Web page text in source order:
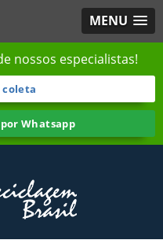
MENU
nossos especialistas!
coleta
Whatsapp